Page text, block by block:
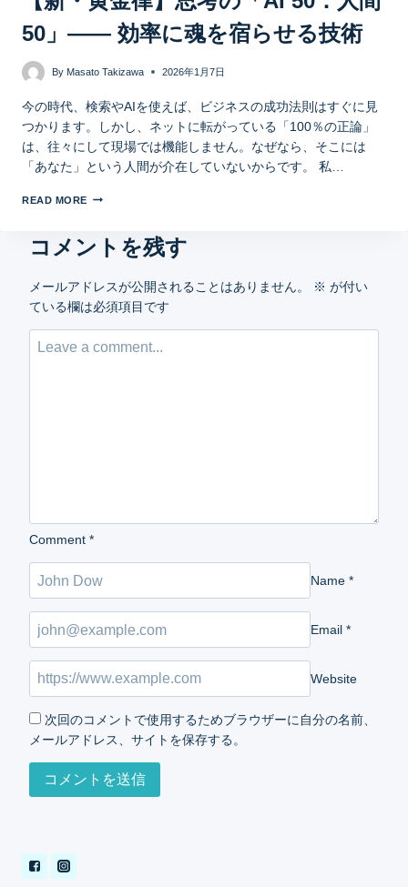
50」—— 効率に魂を宿らせる技術
By Masato Takizawa 2026年1月7日
今の時代、検索やAIを使えば、ビジネスの成功法則はすぐに見
つかります。しかし、ネットに転がっている「100％の正論」
は、往々にして現場では機能しません。なぜなら、そこには
「あなた」という人間が介在していないからです。 私…
READ MORE
コメントを残す
メールアドレスが公開されることはありません。 ※ が付い
ている欄は必須項目です
Comment *
Name *
Email *
Website
次回のコメントで使用するためブラウザーに自分の名前、
メールアドレス、サイトを保存する。